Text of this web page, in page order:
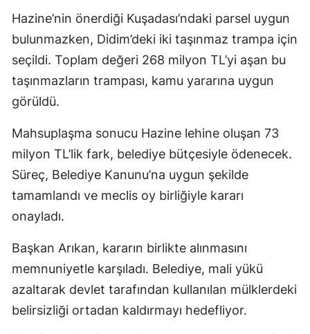
Hazine’nin önerdiği Kuşadası’ndaki parsel uygun
bulunmazken, Didim’deki iki taşınmaz trampa için
seçildi. Toplam değeri 268 milyon TL’yi aşan bu
taşınmazların trampası, kamu yararına uygun
görüldü.
Mahsuplaşma sonucu Hazine lehine oluşan 73
milyon TL’lik fark, belediye bütçesiyle ödenecek.
Süreç, Belediye Kanunu’na uygun şekilde
tamamlandı ve meclis oy birliğiyle kararı
onayladı.
Başkan Arıkan, kararın birlikte alınmasını
memnuniyetle karşıladı. Belediye, mali yükü
azaltarak devlet tarafından kullanılan mülklerdeki
belirsizliği ortadan kaldırmayı hedefliyor.